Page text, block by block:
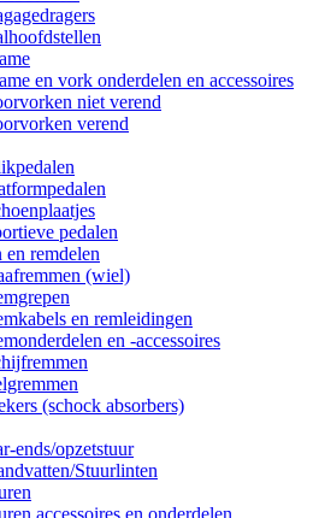
en vork onderdelen en accessoires
niet verend
verend
pedalen
en remdelen
(wiel)
en remleidingen
en -accessoires
(schock absorbers)
ends/opzetstuur
Stuurlinten